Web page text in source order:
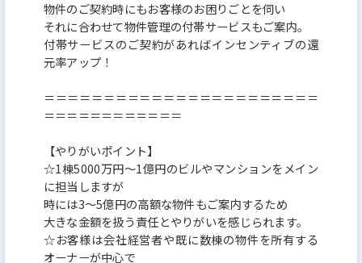
物件のご契約時にもお客様のお困りごとを伺い
それに合わせて物件管理の付帯サービスもご案内。
付帯サービスのご契約があればインセンティブの還
元率アップ！
＝＝＝＝＝＝＝＝＝＝＝＝＝＝＝＝＝＝＝＝＝＝＝
＝＝＝＝＝＝＝＝＝＝＝＝
【やりがいポイント】
☆1棟5000万円～1億円のビルやマンションをメイン
に担当しますが
時には3～5億円の高額な物件もご案内するため
大きな金額を扱う責任とやりがいを感じられます。
☆お客様は会社経営者や既に数棟の物件を所有する
オーナーが中心で